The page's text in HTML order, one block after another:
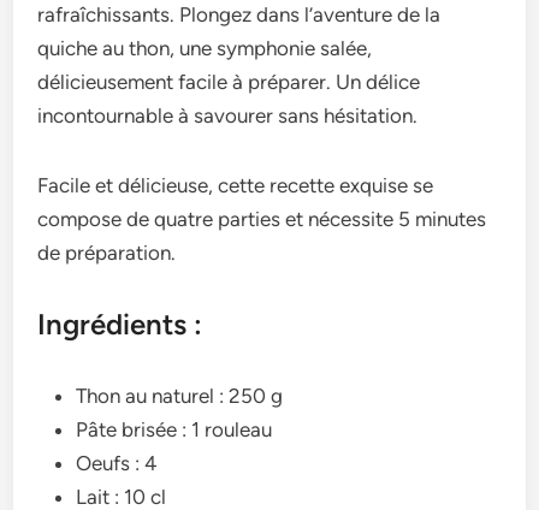
rafraîchissants. Plongez dans l’aventure de la
quiche au thon, une symphonie salée,
délicieusement facile à préparer. Un délice
incontournable à savourer sans hésitation.
Facile et délicieuse, cette recette exquise se
compose de quatre parties et nécessite 5 minutes
de préparation.
Ingrédients :
Thon au naturel : 250 g
Pâte brisée : 1 rouleau
Oeufs : 4
Lait : 10 cl